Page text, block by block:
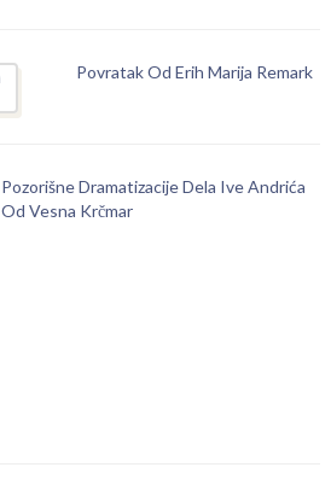
Povratak Od Erih Marija Remark
Pozorišne Dramatizacije Dela Ive Andrića
Od Vesna Krčmar